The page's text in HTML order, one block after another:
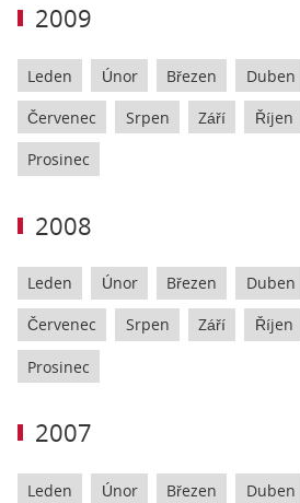
2009
Leden Únor Březen Duben
Červenec Srpen Září Říjen
Prosinec
2008
Leden Únor Březen Duben
Červenec Srpen Září Říjen
Prosinec
2007
Leden Únor Březen Duben